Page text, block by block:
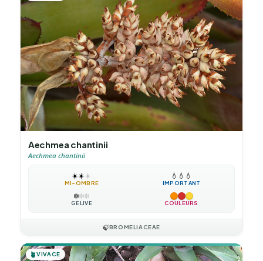
Aechmea chantinii
Aechmea chantinii
☀️☀️☀️
MI-OMBRE
💧 💧 💧
IMPORTANT
❄️❄️❄️
GÉLIVE COULEURS
🍃BROMELIACEAE
🪴VIVACE